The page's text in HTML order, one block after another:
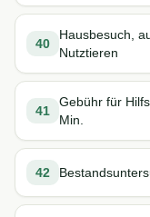
40
Hausbesuch,
Nutztieren
41
Gebühr für
Min.
42